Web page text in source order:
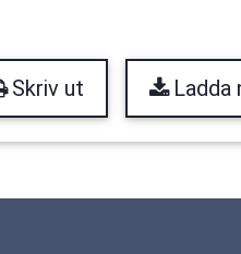
Skriv ut Ladda